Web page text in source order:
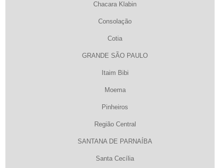
Chacara Klabin
Consolação
Cotia
GRANDE SÃO PAULO
Itaim Bibi
Moema
Pinheiros
Região Central
SANTANA DE PARNAÍBA
Santa Cecília